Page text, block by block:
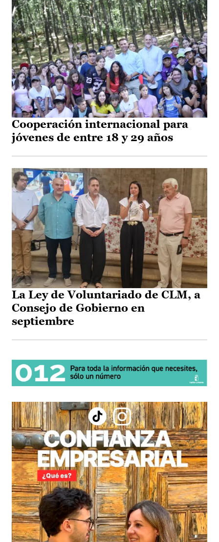
Cooperación internacional para
jóvenes de entre 18 y 29 años
La Ley de Voluntariado de CLM, a
Consejo de Gobierno en
septiembre